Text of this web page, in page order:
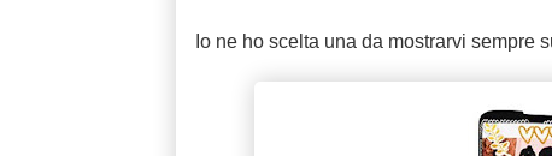
Io ne ho scelta una da mostrarvi sempre